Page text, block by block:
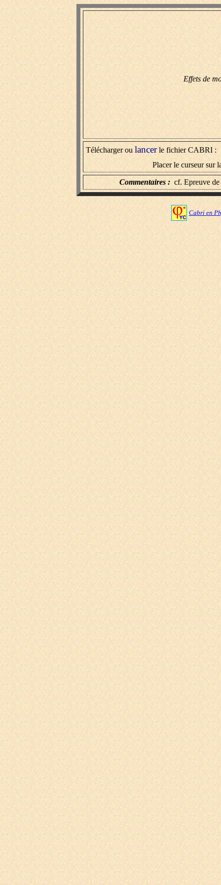
Effets de
Télécharger oulancer le fichier
Placer le curseur sur
Commentaires :cf. Epreuve de
Cabri en